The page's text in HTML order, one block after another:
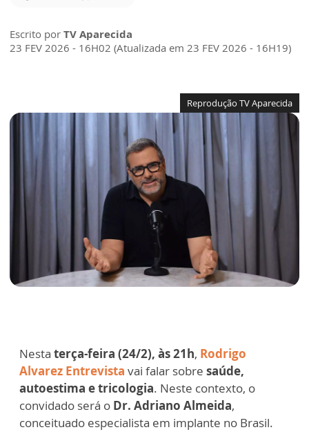
Escrito por TV Aparecida
23 FEV 2026 - 16H02 (Atualizada em 23 FEV 2026 - 16H19)
Reprodução TV Aparecida
Nesta terça-feira (24/2), às 21h, Rodrigo
Alvarez Entrevista vai falar sobre saúde,
autoestima e tricologia. Neste contexto, o
convidado será o Dr. Adriano Almeida,
conceituado especialista em implante no Brasil.